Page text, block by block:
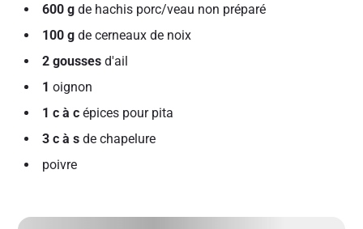
600 g de hachis porc/veau non préparé
100 g de cerneaux de noix
2 gousses d'ail
1oignon
1 c à c épices pour pita
3 c à s de chapelure
poivre